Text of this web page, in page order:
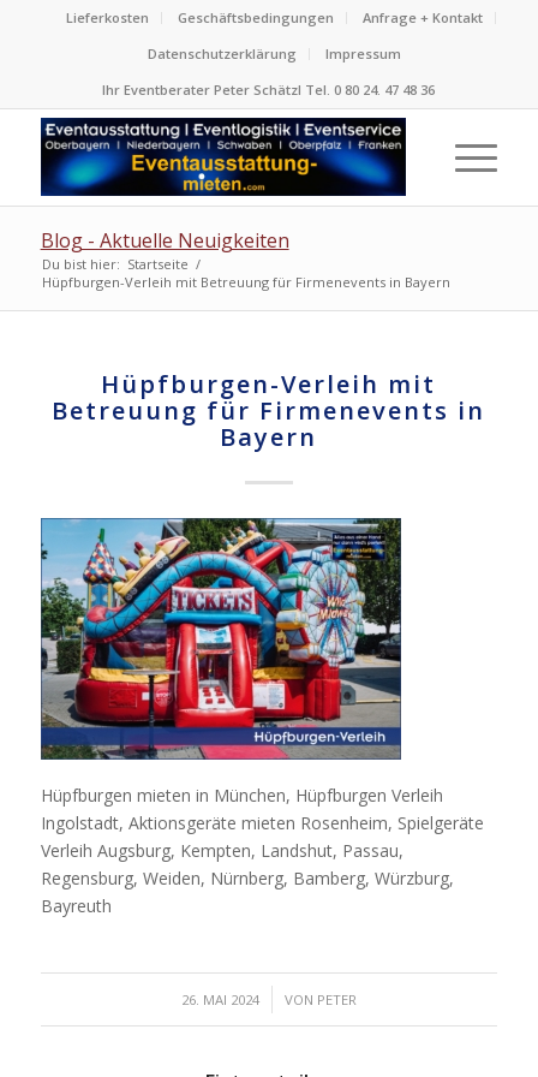
Lieferkosten Geschäftsbedingungen
Anfrage + Kontakt
Datenschutzerklärung
Impressum
Ihr Eventberater Peter Schätzl Tel. 0 80 24. 47 48 36
Blog - Aktuelle Neuigkeiten
Du bist hier: Startseite /
Hüpfburgen-Verleih mit Betreuung für Firmenevents in Bayern
Hüpfburgen-Verleih mit
Betreuung für Firmenevents in
Bayern
Hüpfburgen mieten in München, Hüpfburgen Verleih
Ingolstadt, Aktionsgeräte mieten Rosenheim, Spielgeräte
Verleih Augsburg, Kempten, Landshut, Passau,
Regensburg, Weiden, Nürnberg, Bamberg, Würzburg,
Bayreuth
26. MAI 2024
/ VON PETER